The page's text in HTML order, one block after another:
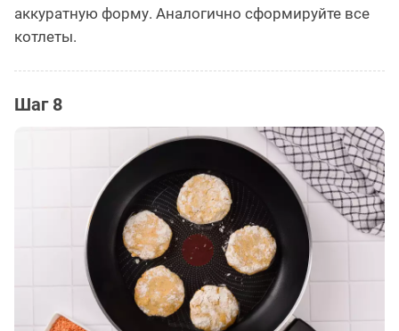
аккуратную форму. Аналогично сформируйте все
котлеты.
Шаг 8